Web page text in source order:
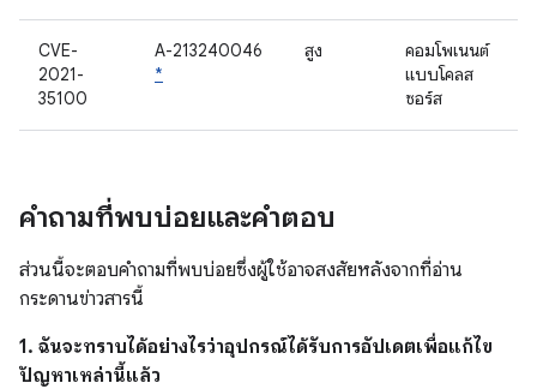
CVE-
2021-
35100
A-213240046
*
สูง
คอมโพเนนต์
แบบโคลส
ซอร์ส
คำถามที่พบบ่อยและคำตอบ
ส่วนนี้จะตอบคำถามที่พบบ่อยซึ่งผู้ใช้อาจสงสัยหลังจากที่อ่าน
กระดานข่าวสารนี้
1. ฉันจะทราบได้อย่างไรว่าอุปกรณ์ได้รับการอัปเดตเพื่อแก้ไข
ปัญหาเหล่านี้แล้ว